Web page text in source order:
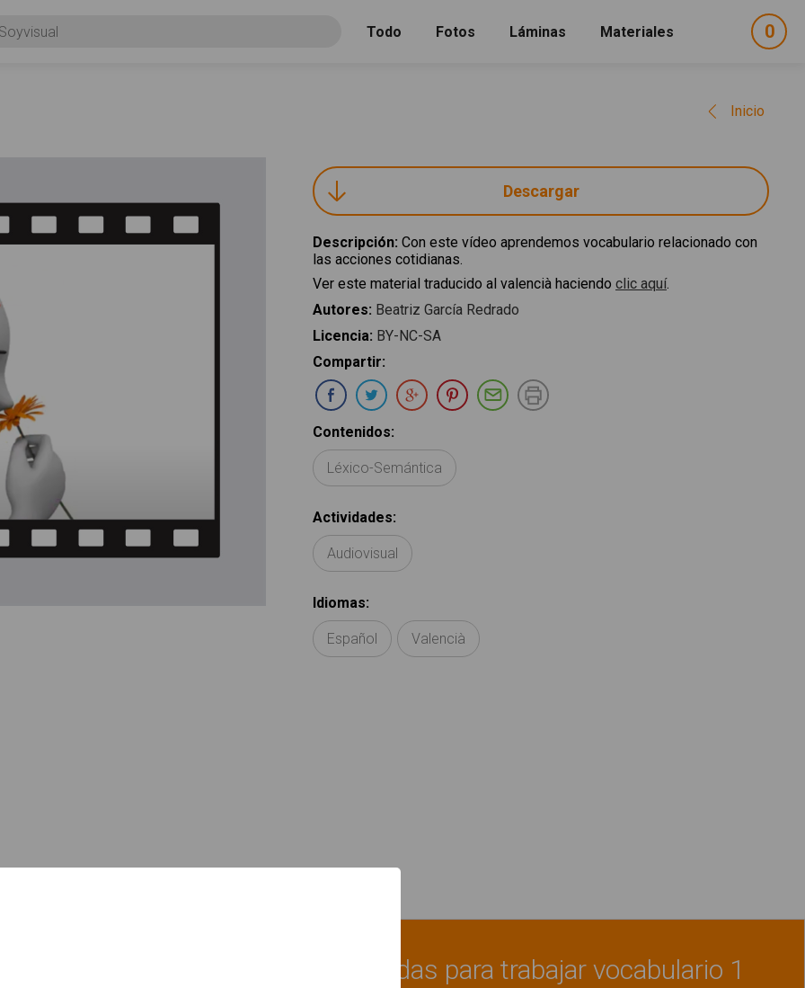
Todo Fotos Láminas Materiales 0
Inicio
Descargar
Descripción: Con este vídeo aprendemos vocabulario relacionado con
las acciones cotidianas.
Ver este material traducido al valencià haciendo clic aquí.
Autores: Beatriz García Redrado
Licencia: BY-NC-SA
Compartir:
Compartir en Facebook
Compartir en Twitter
Compartir en Google Plus
Compartir en Pinterest
Compartir por E-mail
Contenidos:
Léxico-Semántica
Actividades:
Audiovisual
Idiomas:
Español Valencià
Láminas ilustradas para trabajar vocabulario 1